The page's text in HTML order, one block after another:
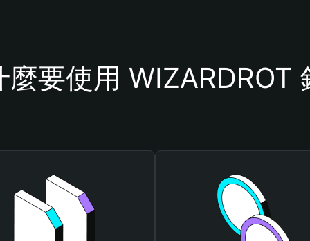
麼要使用 WIZARDROT